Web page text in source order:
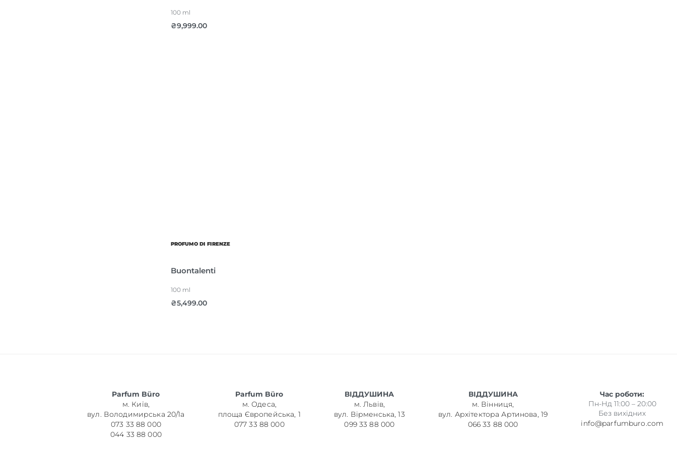
100 ml
₴9,999.00
PROFUMO DI FIRENZE
Buontalenti
100 ml
₴5,499.00
Parfum Büro
м. Київ,
вул. Володимирська 20/1а
073 33 88 000
044 33 88 000
Parfum Büro
м. Одеса,
площа Європейська, 1
077 33 88 000
ВІДДУШИНА
м. Львів,
вул. Вірменська, 13
099 33 88 000
ВІДДУШИНА
м. Вінниця,
вул. Архітектора Артинова, 19
066 33 88 000
Час роботи:
Пн-Нд 11:00 – 20:00
Без вихідних
info@parfumburo.com